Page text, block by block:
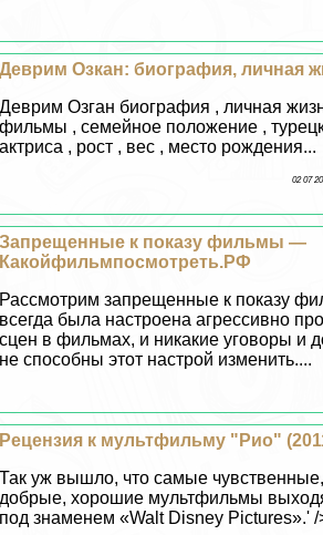
Деврим Озкан: биография, личная
Деврим Озган биография , личная
фильмы , семейное положение ,
актриса , рост , вес , место рождения...
02 07
Запрещенные к показу фильмы —
Какойфильмпосмотреть.РФ
Рассмотрим запрещенные к показу
всегда была настроена агрессивно
сцен в фильмах, и никакие уговоры и
не способны этот настрой изменить....
Рецензия к мультфильму "Рио"
Так уж вышло, что самые чувственные,
добрые, хорошие мультфильмы
под знаменем «Walt Disney Pictures».' /